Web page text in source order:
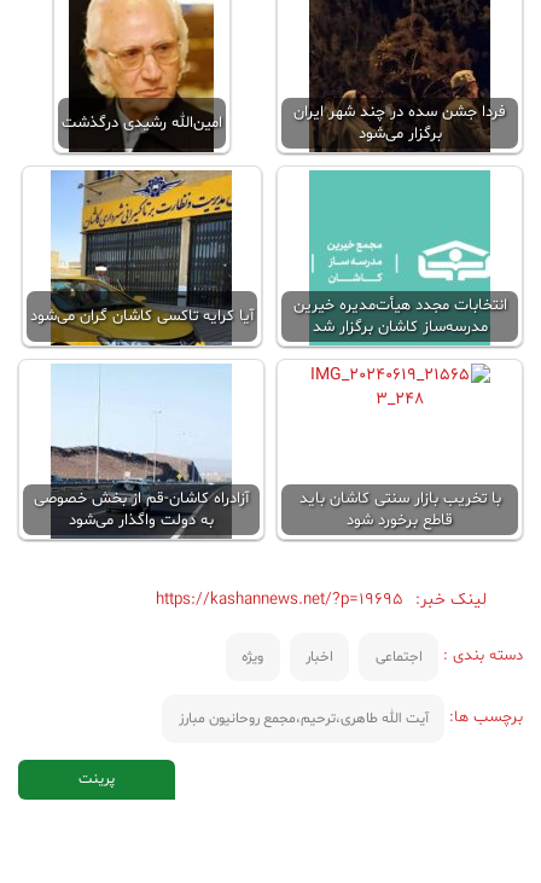
فردا جشن سده در چند شهر ایران
برگزار می‌شود
امین‌الله رشیدی درگذشت
انتخابات مجدد هیأت‌مدیره خیرین
مدرسه‌ساز کاشان برگزار شد
آیا کرایه تاکسی کاشان گران می‌شود
با تخریب بازار سنتی کاشان باید
قاطع برخورد شود
آزادراه کاشان-قم از بخش خصوصی
به دولت واگذار می‌شود
لینک خبر: https://kashannews.net/?p=19695
دسته بندی : اجتماعی اخبار ویژه
برچسب ها: آیت الله طاهری،ترحیم،مجمع روحانیون مبارز
پرینت